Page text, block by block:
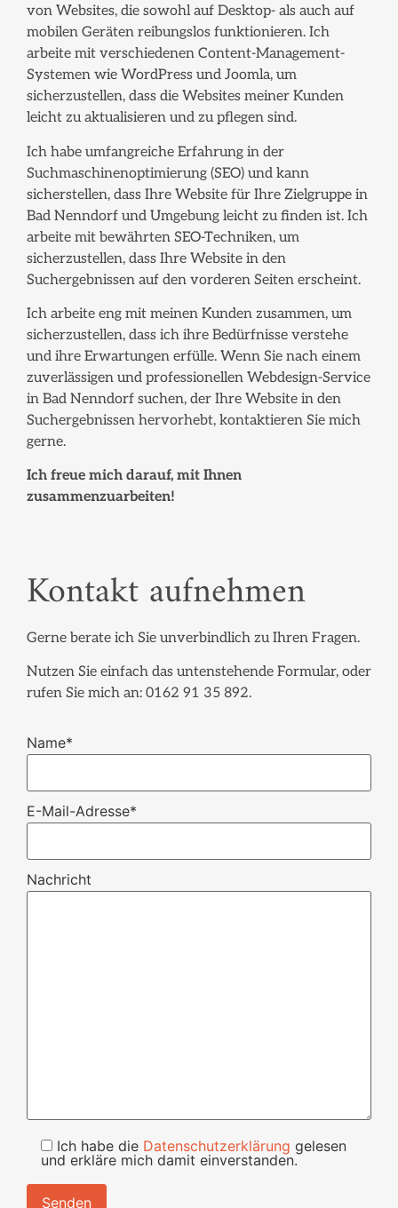
von Websites, die sowohl auf Desktop- als auch auf
mobilen Geräten reibungslos funktionieren. Ich
arbeite mit verschiedenen Content-Management-
Systemen wie WordPress und Joomla, um
sicherzustellen, dass die Websites meiner Kunden
leicht zu aktualisieren und zu pflegen sind.
Ich habe umfangreiche Erfahrung in der
Suchmaschinenoptimierung (SEO) und kann
sicherstellen, dass Ihre Website für Ihre Zielgruppe in
Bad Nenndorf und Umgebung leicht zu finden ist. Ich
arbeite mit bewährten SEO-Techniken, um
sicherzustellen, dass Ihre Website in den
Suchergebnissen auf den vorderen Seiten erscheint.
Ich arbeite eng mit meinen Kunden zusammen, um
sicherzustellen, dass ich ihre Bedürfnisse verstehe
und ihre Erwartungen erfülle. Wenn Sie nach einem
zuverlässigen und professionellen Webdesign-Service
in Bad Nenndorf suchen, der Ihre Website in den
Suchergebnissen hervorhebt, kontaktieren Sie mich
gerne.
Ich freue mich darauf, mit Ihnen
zusammenzuarbeiten!
Kontakt aufnehmen
Gerne berate ich Sie unverbindlich zu Ihren Fragen.
Nutzen Sie einfach das untenstehende Formular, oder
rufen Sie mich an: 0162 91 35 892.
Name*
E-Mail-Adresse*
Nachricht
Ich habe die Datenschutzerklärung gelesen
und erkläre mich damit einverstanden.